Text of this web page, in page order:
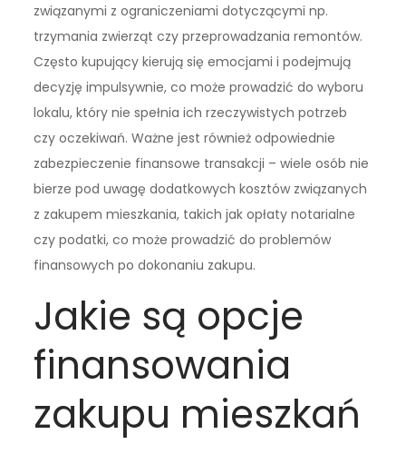
związanymi z ograniczeniami dotyczącymi np.
trzymania zwierząt czy przeprowadzania remontów.
Często kupujący kierują się emocjami i podejmują
decyzję impulsywnie, co może prowadzić do wyboru
lokalu, który nie spełnia ich rzeczywistych potrzeb
czy oczekiwań. Ważne jest również odpowiednie
zabezpieczenie finansowe transakcji – wiele osób nie
bierze pod uwagę dodatkowych kosztów związanych
z zakupem mieszkania, takich jak opłaty notarialne
czy podatki, co może prowadzić do problemów
finansowych po dokonaniu zakupu.
Jakie są opcje
finansowania
zakupu mieszkań